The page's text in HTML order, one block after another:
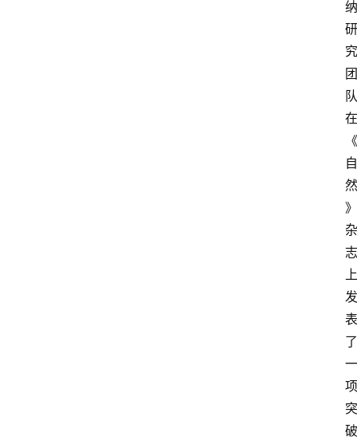
纳
研
究
团
队
在
《
自
然
》
杂
志
上
发
表
了
一
项
突
破